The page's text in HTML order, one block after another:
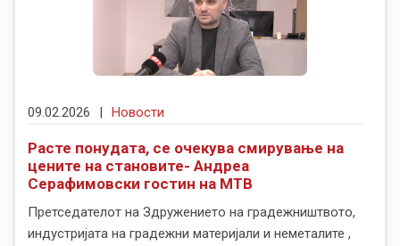
09.02.2026 Новости
Расте понудата, се очекува смирување на
цените на становите- Андреа
Серафимовски гостин на МТВ
Претседателот на Здружението на градежништвото,
индустријата на градежни материјали и неметалите ,